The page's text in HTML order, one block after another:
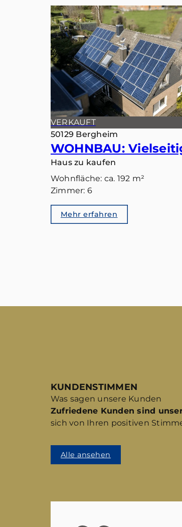
VERKAUFT
50129 Bergheim
Haus zu kaufen
Wohnfläche: ca. 192 m²
Zimmer: 6
Mehr erfahren
KUNDENSTIMMEN
Was sagen unsere Kunden
Zufriedene Kunden sind
sich von Ihren positiven
Alle ansehen